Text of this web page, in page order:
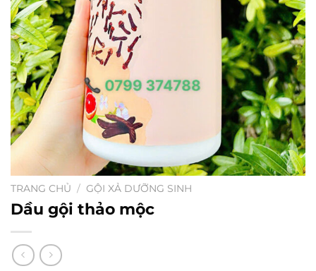
TRANG CHỦ / GỘI XẢ DƯỠNG SINH
Dầu gội thảo mộc